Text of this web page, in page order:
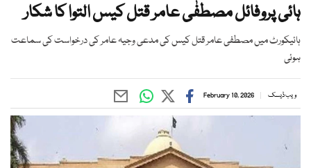
ہائی پروفائل مصطفٰی عامر قتل کیس التوا کا شکار
ہائیکورٹ میں مصطفی عامر قتل کیس کی مدعی وجیہ عامر کی درخواست کی سماعت
ہوئی
ویب ڈیسک February 10, 2026